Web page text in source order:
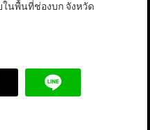
ในพื้นที่ช่องบก จังหวัด